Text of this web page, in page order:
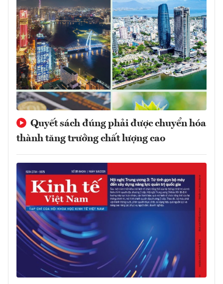
Quyết sách đúng phải được chuyển hóa
thành tăng trưởng chất lượng cao